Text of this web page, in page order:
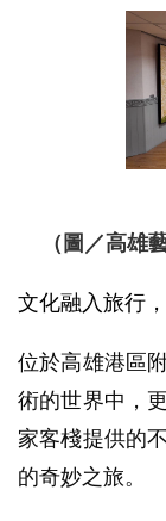
（圖／高雄藝
文化融入旅行
位於高雄港區
術的世界中，
家客棧提供的
的奇妙之旅。